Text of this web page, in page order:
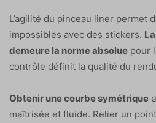
L’agilité du pinceau liner permet
impossibles avec des stickers.
demeure la norme absolue pour
contrôle définit la qualité du
Obtenir une courbe symétrique
maîtrisée et fluide. Relier un